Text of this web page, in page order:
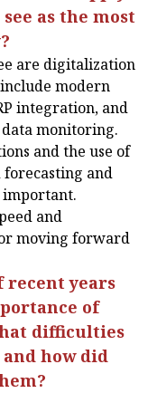
as the most
are digitalization
modern
integration, and
monitoring.
and the use of
and
important.
and
moving forward
recent years
of
difficulties
how did